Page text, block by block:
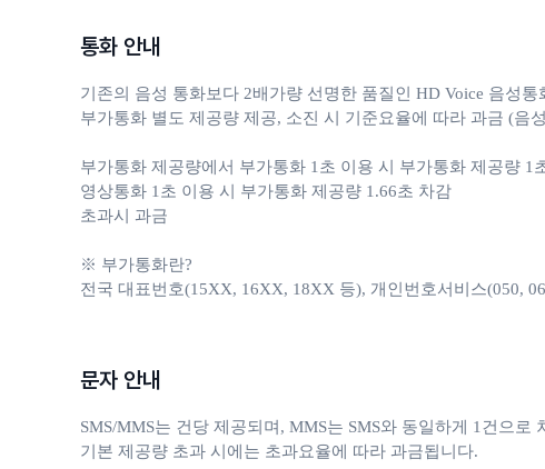
통화 안내
기존의 음성 통화보다 2배가량 선명한 품질인 HD Voice 음성
부가통화 별도 제공량 제공, 소진 시 기준요율에 따라 과금 (음
부가통화 제공량에서 부가통화 1초 이용 시 부가통화 제공량 1
영상통화 1초 이용 시 부가통화 제공량 1.66초 차감
초과시 과금
※ 부가통화란?
전국 대표번호(15XX, 16XX, 18XX 등), 개인번호서비스(050,
문자 안내
SMS/MMS는 건당 제공되며, MMS는 SMS와 동일하게 1건으로
기본 제공량 초과 시에는 초과요율에 따라 과금됩니다.